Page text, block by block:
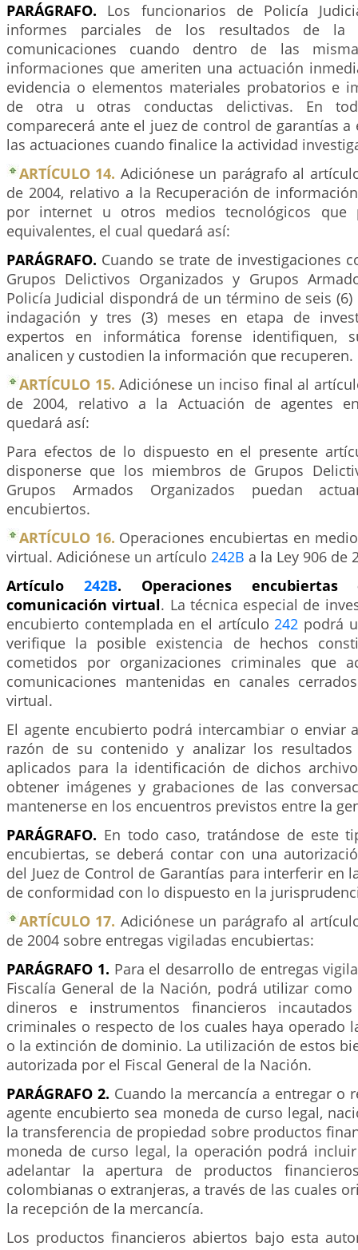
PARÁGRAFO. Los funcionarios de Policía
informes parciales de los resultados de la
comunicaciones cuando dentro de las
informaciones que ameriten una actuación
evidencia o elementos materiales probatorios e
de otra u otras conductas delictivas. En
comparecerá ante el juez de control de garantías a
las actuaciones cuando finalice la actividad
ARTÍCULO 14. Adiciónese un parágrafo al
de 2004, relativo a la Recuperación de
por internet u otros medios tecnológicos que
equivalentes, el cual quedará así:
PARÁGRAFO. Cuando se trate de investigaciones
Grupos Delictivos Organizados y Grupos
Policía Judicial dispondrá de un término de seis
indagación y tres (3) meses en etapa de
expertos en informática forense identifiquen,
analicen y custodien la información que recuperen.
ARTÍCULO 15. Adiciónese un inciso final al
de 2004, relativo a la Actuación de agentes
quedará así:
Para efectos de lo dispuesto en el presente
disponerse que los miembros de Grupos
Grupos Armados Organizados puedan
encubiertos.
ARTÍCULO 16. Operaciones encubiertas en
virtual. Adiciónese un artículo 242B a la Ley 906 de
Artículo 242B. Operaciones
comunicación virtual. La técnica especial de
encubierto contemplada en el artículo242 podrá
verifique la posible existencia de hechos
cometidos por organizaciones criminales que
comunicaciones mantenidas en canales
virtual.
El agente encubierto podrá intercambiar o enviar
razón de su contenido y analizar los
aplicados para la identificación de dichos
obtener imágenes y grabaciones de las
mantenerse en los encuentros previstos entre la
PARÁGRAFO. En todo caso, tratándose de este
encubiertas, se deberá contar con una
del Juez de Control de Garantías para interferir en
de conformidad con lo dispuesto en la
ARTÍCULO 17. Adiciónese un parágrafo al
de 2004 sobre entregas vigiladas encubiertas:
PARÁGRAFO 1. Para el desarrollo de entregas
Fiscalía General de la Nación, podrá utilizar
dineros e instrumentos financieros
criminales o respecto de los cuales haya operado
o la extinción de dominio. La utilización de estos
autorizada por el Fiscal General de la Nación.
PARÁGRAFO 2. Cuando la mercancía a entregar o
agente encubierto sea moneda de curso legal,
la transferencia de propiedad sobre productos
moneda de curso legal, la operación podrá
adelantar la apertura de productos
colombianas o extranjeras, a través de las cuales
la recepción de la mercancía.
Los productos financieros abiertos bajo esta